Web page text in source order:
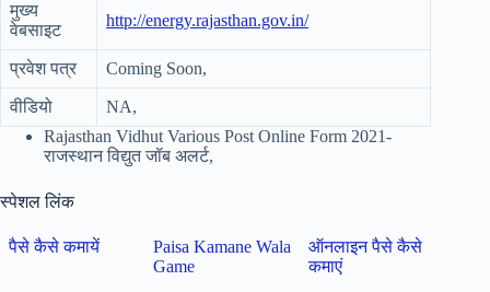
मुख्य
वेबसाइट
http://energy.rajasthan.gov.in/
प्रवेश पत्र Coming Soon,
वीडियो
NA,
Rajasthan Vidhut Various Post Online Form 2021-
राजस्थान विद्युत जॉब अलर्ट,
स्पेशल लिंक
पैसे कैसे कमायें
Paisa Kamane Wala
Game
ऑनलाइन पैसे कैसे
कमाएं